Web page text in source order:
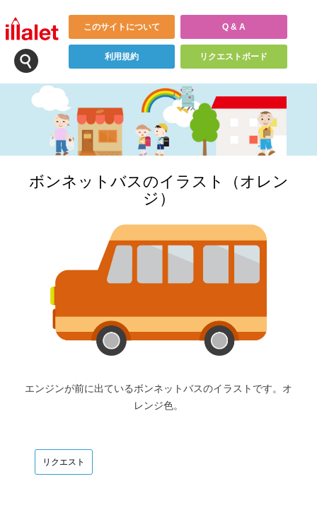
このサイトについて Q & A
利用規約 リクエストボード
ボンネットバスのイラスト（オレン
ジ）
エンジンが前に出ているボンネットバスのイラストです。オ
レンジ色。
リクエスト